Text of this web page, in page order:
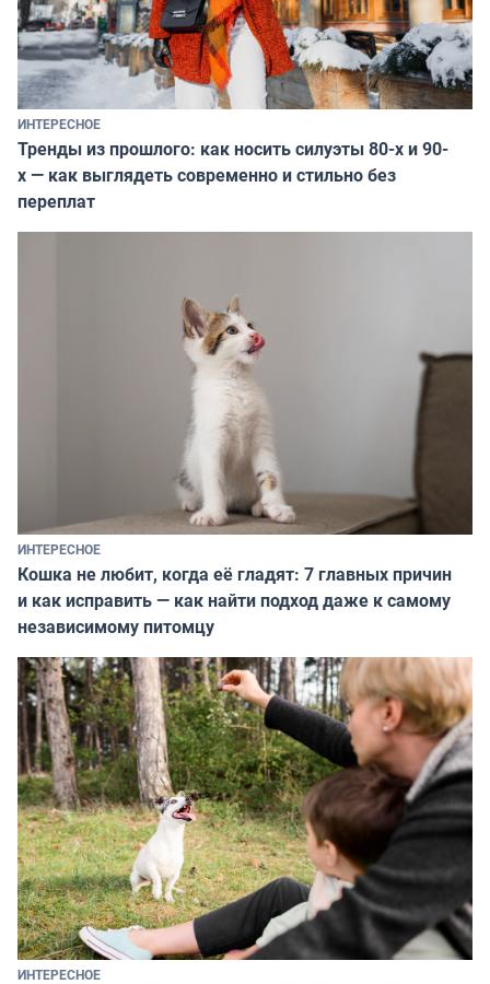
ИНТЕРЕСНОЕ
Тренды из прошлого: как носить силуэты 80-х и 90-
х — как выглядеть современно и стильно без
переплат
ИНТЕРЕСНОЕ
Кошка не любит, когда её гладят: 7 главных причин
и как исправить — как найти подход даже к самому
независимому питомцу
ИНТЕРЕСНОЕ